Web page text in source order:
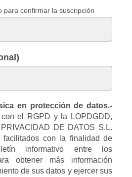
para confirmar la suscripción
en protección de datos.-
el RGPD y la LOPDGDD,
DE DATOS S.L.
facilitados con la finalidad de
informativo entre los
obtener más información
de sus datos y ejercer sus